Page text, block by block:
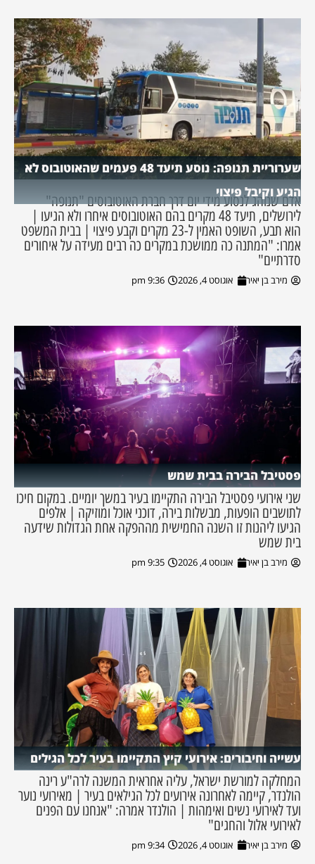
שערוריית תנופה: נוסע תיעד 48 פעמים שהאוטובוס לא
הגיע וקיבל פיצוי
אדם שנוהג לנסוע מידי יום דרך חברת האוטובוסים "תנופה"
לירושלים, תיעד 48 מקרים בהם האוטובוסים איחרו ולא הגיעו |
הוא תבע, השופט האמין ל-23 מקרים וקבע פיצוי | בבית המשפט
אמרו: "המתנה כה ממושכת במקרים כה רבים מעידה על איחורים
סדרתיים"
מירב בן יאיר אוגוסט 4, 2026 9:36 pm
פסטיבל הבירה בבית שמש
שני אירועי פסטיבל הבירה התקיימו בעיר במשך יומיים. במקום חיכו
לתושבים הופעות, מבשלות בירה, דוכני אוכל ומוזיקה | אלפים
הגיעו ליהנות זו השנה החמישית מההפקה אחת הגדולות שידעה
בית שמש
מירב בן יאיר אוגוסט 4, 2026 9:35 pm
עשייה וחיבורים: אירועי קיץ התקיימו בעיר לכל הגילים
המחלקה למורשת ישראל, עליה אחראית המשנה לרה"ע רינה
הולנדר, קיימה לאחרונה אירועים לכל הגילאים בעיר | מאירועי נוער
ועד לאירועי נשים ואימהות | הולנדר אמרה: "אנחנו עם הפנים
לאירועי אלול והחגים"
מירב בן יאיר אוגוסט 4, 2026 9:34 pm